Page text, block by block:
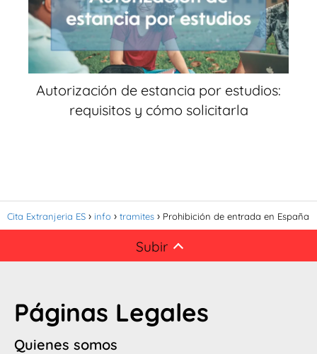
Autorización de estancia por estudios:
requisitos y cómo solicitarla
Cita Extranjeria ES info tramites Prohibición de entrada en España
Subir
Páginas Legales
Quienes somos